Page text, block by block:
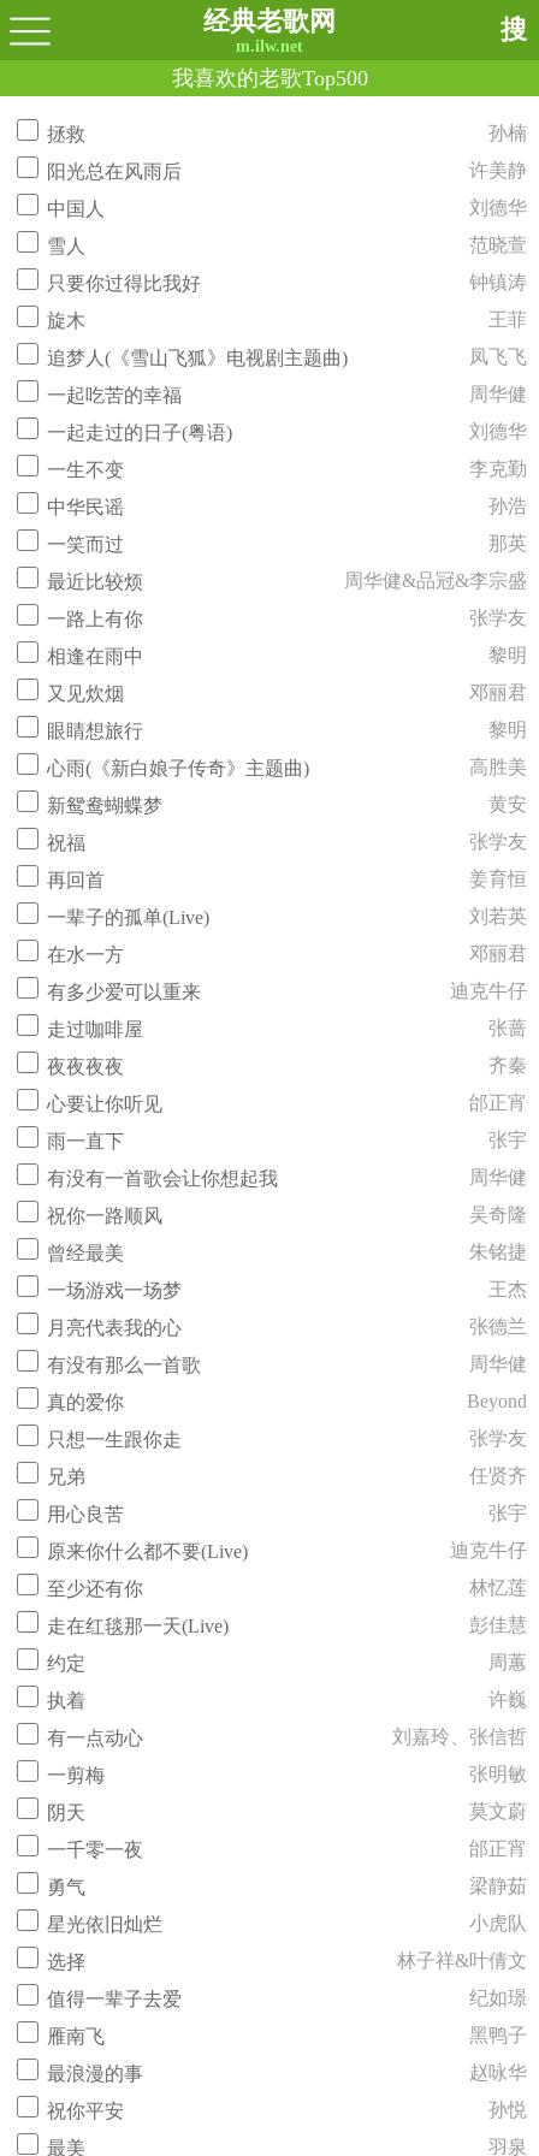
经典老歌网
m.ilw.net
搜
我喜欢的老歌Top500
拯救
孙楠
阳光总在风雨后
许美静
中国人
刘德华
雪人
范晓萱
只要你过得比我好
钟镇涛
旋木
王菲
追梦人(《雪山飞狐》电视剧主题曲)
凤飞飞
一起吃苦的幸福
周华健
一起走过的日子(粤语)
刘德华
一生不变
李克勤
中华民谣
孙浩
一笑而过
那英
最近比较烦
周华健&品冠&李宗盛
一路上有你
张学友
相逢在雨中
黎明
又见炊烟
邓丽君
眼睛想旅行
黎明
心雨(《新白娘子传奇》主题曲)
高胜美
新鸳鸯蝴蝶梦
黄安
祝福
张学友
再回首
姜育恒
一辈子的孤单(Live)
刘若英
在水一方
邓丽君
有多少爱可以重来
迪克牛仔
走过咖啡屋
张蔷
夜夜夜夜
齐秦
心要让你听见
邰正宵
雨一直下
张宇
有没有一首歌会让你想起我
周华健
祝你一路顺风
吴奇隆
曾经最美
朱铭捷
一场游戏一场梦
王杰
月亮代表我的心
张德兰
有没有那么一首歌
周华健
真的爱你
Beyond
只想一生跟你走
张学友
兄弟
任贤齐
用心良苦
张宇
原来你什么都不要(Live)
迪克牛仔
至少还有你
林忆莲
走在红毯那一天(Live)
彭佳慧
约定
周蕙
执着
许巍
有一点动心
刘嘉玲、张信哲
一剪梅
张明敏
阴天
莫文蔚
一千零一夜
邰正宵
勇气
梁静茹
星光依旧灿烂
小虎队
选择
林子祥&叶倩文
值得一辈子去爱
纪如璟
雁南飞
黑鸭子
最浪漫的事
赵咏华
祝你平安
孙悦
最美
羽泉